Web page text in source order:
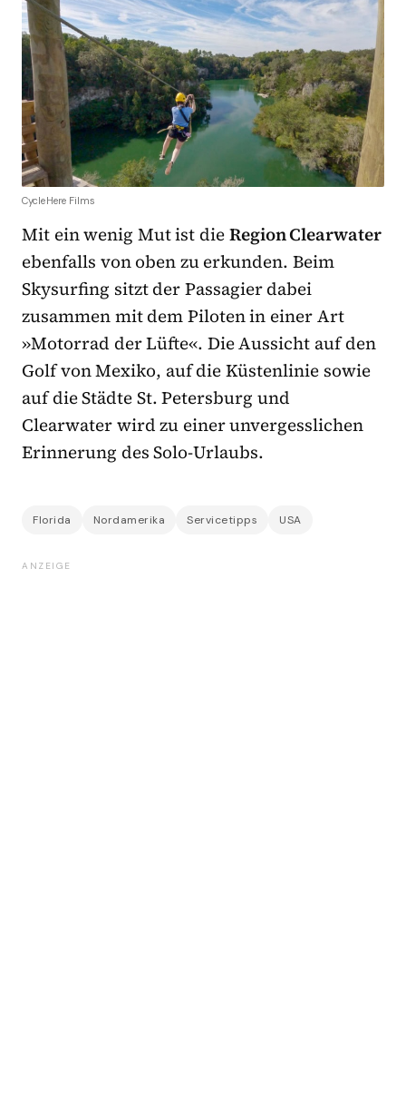
CycleHere Films
Mit ein wenig Mut ist dieRegion Clearwater
ebenfalls von oben zu erkunden. Beim
Skysurfing sitzt der Passagier dabei
zusammen mit dem Piloten in einer Art
»Motorrad der Lüfte«. Die Aussicht auf den
Golf von Mexiko, auf die Küstenlinie sowie
auf die Städte St. Petersburg und
Clearwater wird zu einer unvergesslichen
Erinnerung des Solo-Urlaubs.
Florida Nordamerika Servicetipps USA
ANZEIGE